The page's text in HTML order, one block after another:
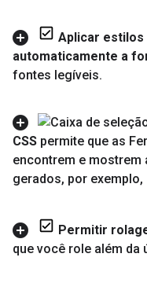
Aplicar
automaticamente a
fontes legíveis.
CSS permite que as
encontrem e mostrem
gerados, por exemplo,
Permitir
que você role além da